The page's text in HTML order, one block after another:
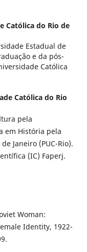
Católica do Rio de
Estadual de
e da pós-
Católica
Católica do Rio
pela
em História pela
Janeiro (PUC-Rio).
(IC) Faperj.
Woman:
Identity, 1922-